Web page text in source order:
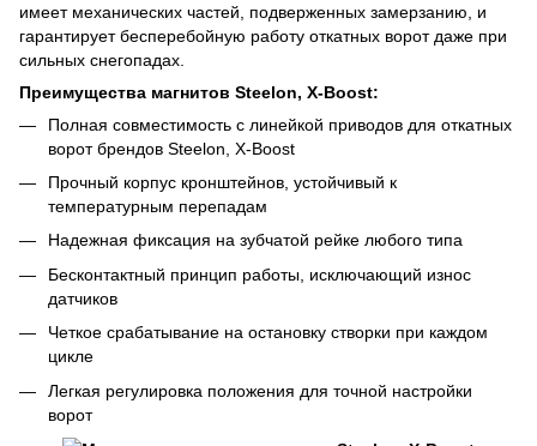
имеет механических частей, подверженных замерзанию, и
гарантирует бесперебойную работу откатных ворот даже при
сильных снегопадах.
Преимущества магнитов Steelon, X-Boost:
Полная совместимость с линейкой приводов для откатных
ворот брендов Steelon, X-Boost
Прочный корпус кронштейнов, устойчивый к
температурным перепадам
Надежная фиксация на зубчатой рейке любого типа
Бесконтактный принцип работы, исключающий износ
датчиков
Четкое срабатывание на остановку створки при каждом
цикле
Легкая регулировка положения для точной настройки
ворот